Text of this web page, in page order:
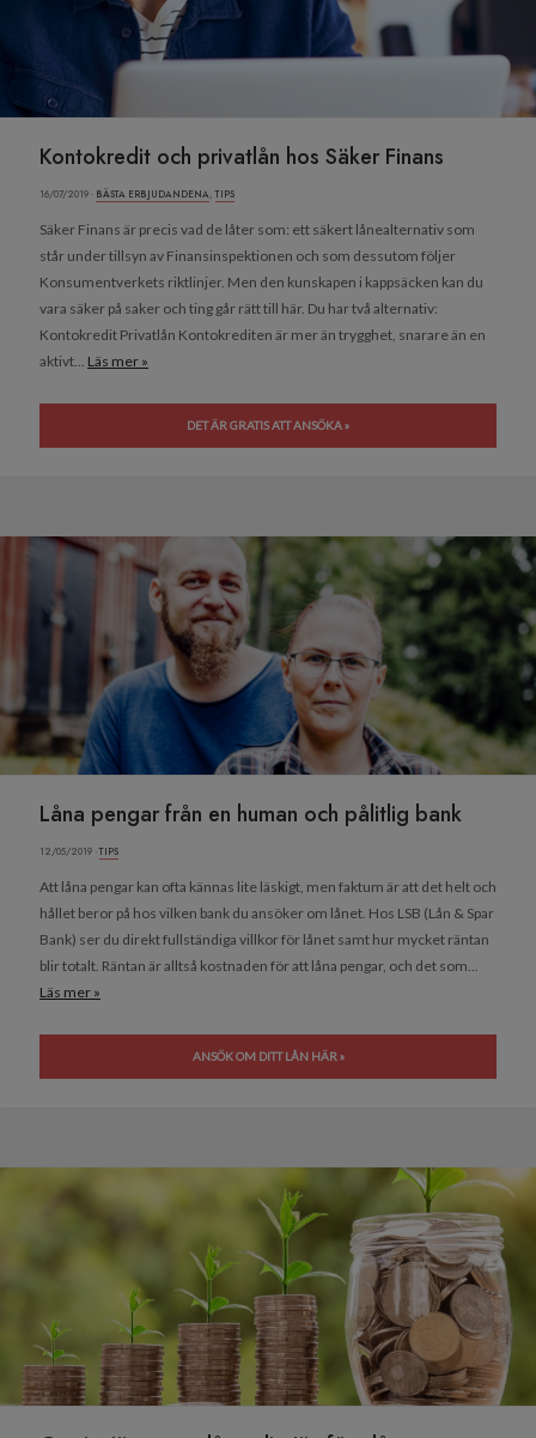
Kontokredit och privatlån hos Säker Finans
16/07/2019 · BÄSTA ERBJUDANDENA,TIPS
Säker Finans är precis vad de låter som: ett säkert lånealternativ som
står under tillsyn av Finansinspektionen och som dessutom följer
Konsumentverkets riktlinjer. Men den kunskapen i kappsäcken kan du
vara säker på saker och ting går rätt till här. Du har två alternativ:
Kontokredit Privatlån Kontokrediten är mer än trygghet, snarare än en
aktivt... Läs mer »
DET ÄR GRATIS ATT ANSÖKA »
Låna pengar från en human och pålitlig bank
12/05/2019 ·TIPS
Att låna pengar kan ofta kännas lite läskigt, men faktum är att det helt och
hållet beror på hos vilken bank du ansöker om lånet. Hos LSB (Lån & Spar
Bank) ser du direkt fullständiga villkor för lånet samt hur mycket räntan
blir totalt. Räntan är alltså kostnaden för att låna pengar, och det som...
Läs mer »
ANSÖK OM DITT LÅN HÄR »